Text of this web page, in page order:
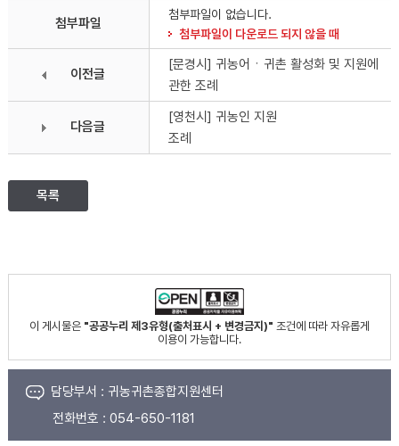
첨부파일
첨부파일이 없습니다.
첨부파일이 다운로드 되지 않을 때
이전글
[문경시] 귀농어ㆍ귀촌 활성화 및 지원에
관한 조례
다음글
[영천시] 귀농인 지원
조례
목록
이 게시물은 "공공누리 제3유형(출처표시 + 변경금지)" 조건에 따라 자유롭게
이용이 가능합니다.
담당부서 : 귀농귀촌종합지원센터
전화번호 : 054-650-1181